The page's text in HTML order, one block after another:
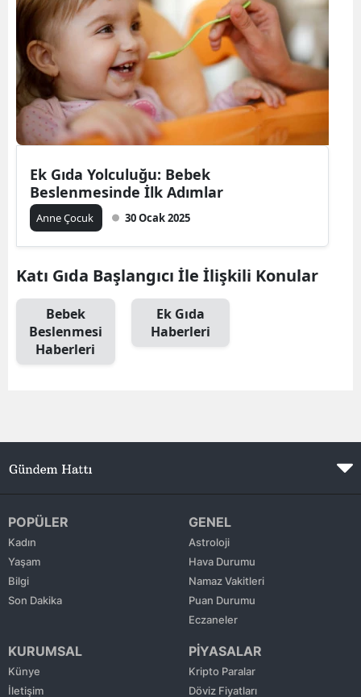
Bingöl
Bitlis
Bolu
Burdur
Gaziantep
Gümüşhane
Hakkari
Hatay
Isparta
Ek Gıda Yolculuğu: Bebek
Beslenmesinde İlk Adımlar
Anne Çocuk 30 Ocak 2025
Katı Gıda Başlangıcı İle İlişkili Konular
Bebek
Beslenmesi
Haberleri
Ek Gıda
Haberleri
POPÜLER
Kadın
Yaşam
Bilgi
Son Dakika
GENEL
Astroloji
Hava Durumu
Namaz Vakitleri
Puan Durumu
Eczaneler
KURUMSAL
Künye
İletişim
PİYASALAR
Kripto Paralar
Döviz Fiyatları